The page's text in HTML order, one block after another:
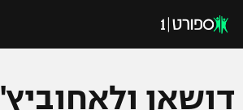
דושאן ולאחוביץ'